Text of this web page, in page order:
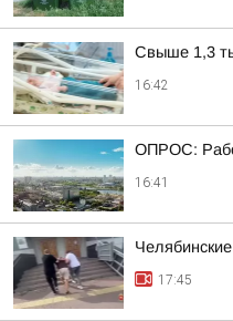
Свыше 1,3
16:42
ОПРОС:
16:41
17:45